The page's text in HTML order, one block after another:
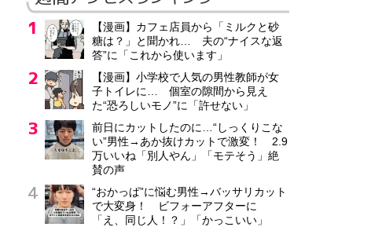
【漫画】カフェ店員から「ミルクと砂
糖は？」と聞かれ… 夫の“ナイスな返
答”に「これから使います」
【漫画】小学校で人気の男性教師が女
子トイレに… 個室の隙間から見え
た“恐ろしいモノ”に「許せない」
前日にカットしたのに…“しっくりこな
い”男性→あか抜けカットで激変！ 2.9
万いいね「別人やん」「モテそう」絶
賛の声
“おかっぱ”に悩む男性→バッサリカット
で大変身！ ビフォーアフターに
「え、同じ人！？」「かっこいい」